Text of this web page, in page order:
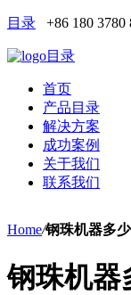
目录 +86 180 3780
目录
首页
产品目录
解决方案
成功案例
关于我们
联系我们
Home/钢珠机器多
钢珠机器